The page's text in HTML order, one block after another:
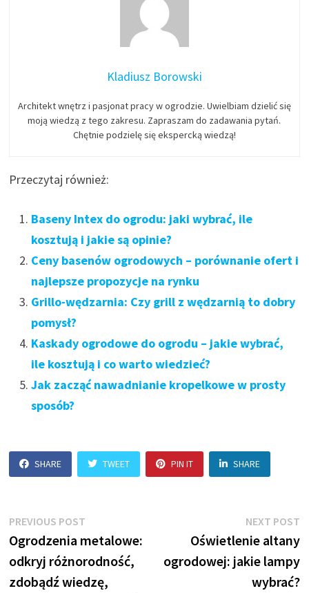
Kladiusz Borowski
Architekt wnętrz i pasjonat pracy w ogrodzie. Uwielbiam dzielić się
moją wiedzą z tego zakresu. Zapraszam do zadawania pytań.
Chętnie podzielę się ekspercką wiedzą!
Przeczytaj również:
Baseny Intex do ogrodu: jaki wybrać, ile
kosztują i jakie są opinie?
Ceny basenów ogrodowych – porównanie ofert i
najlepsze propozycje na rynku
Grillo-wędzarnia: Czy grill z wędzarnią to dobry
pomysł?
Kaskady ogrodowe do ogrodu – jakie wybrać,
ile kosztują i co warto wiedzieć?
Jak zacząć nawadnianie kropelkowe w prosty
sposób?
SHARE TWEET PIN IT SHARE
Nawigacja
wpisu
PREVIOUS POST
post:
Ogrodzenia metalowe:
odkryj różnorodność,
zdobądź wiedzę,
NEXT POST
Oświetlenie altany
ogrodowej: jakie lampy
wybrać?